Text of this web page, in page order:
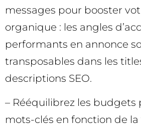
messages pour booster
organique : les angles
performants en annonce
transposables dans les
descriptions SEO.
– Rééquilibrez les budgets
mots-clés en fonction de